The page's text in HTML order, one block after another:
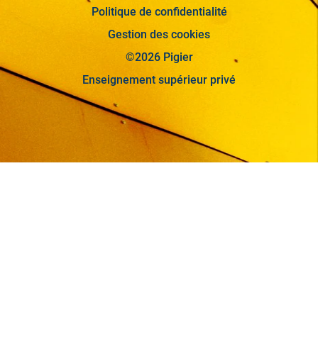
Politique de confidentialité
Gestion des cookies
©2026 Pigier
Enseignement supérieur privé